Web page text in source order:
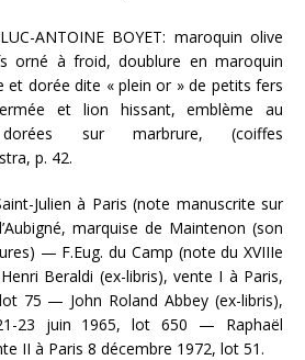
ANTOINE BOYET: maroquin olive
orné à froid, doublure en maroquin
et dorée dite « plein or » de petits fers
et lion hissant, emblème au
sur marbrure, (coiffes
p. 42.
Julien à Paris (note manuscrite sur
marquise de Maintenon (son
— F.Eug. du Camp (note du XVIIIe
Beraldi (ex-libris), vente I à Paris,
75 — John Roland Abbey (ex-libris),
23 juin 1965, lot 650 — Raphaël
II à Paris 8 décembre 1972, lot 51.